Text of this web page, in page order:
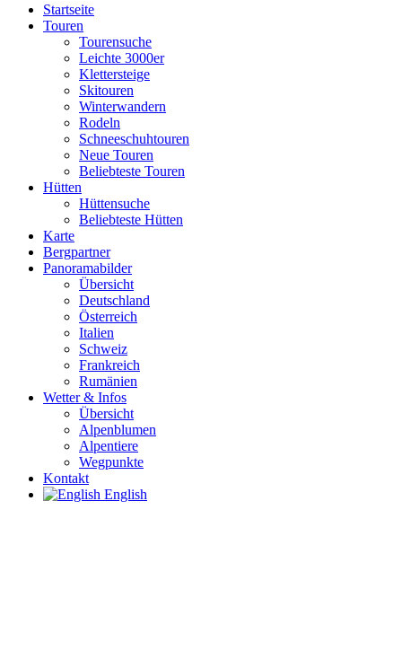
Startseite
Touren
Tourensuche
Leichte 3000er
Klettersteige
Skitouren
Winterwandern
Rodeln
Schneeschuhtouren
Neue Touren
Beliebteste Touren
Hütten
Hüttensuche
Beliebteste Hütten
Karte
Bergpartner
Panoramabilder
Übersicht
Deutschland
Österreich
Italien
Schweiz
Frankreich
Rumänien
Wetter & Infos
Übersicht
Alpenblumen
Alpentiere
Wegpunkte
Kontakt
English